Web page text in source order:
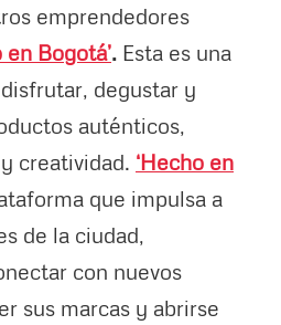
emprendedores
en Bogotá’. Esta es una
degustar y
auténticos,
creatividad. ‘Hecho en
que impulsa a
de la ciudad,
con nuevos
sus marcas y abrirse